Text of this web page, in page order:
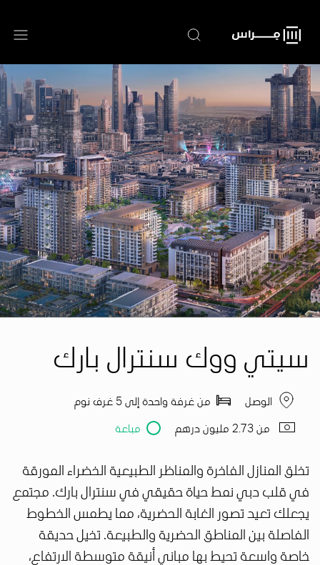
المحتوى
الرئيسي
سيتي ووك سنترال بارك
الوصل
من غرفة واحدة إلى 5 غرف نوم
من 2.73 مليون درهم
مباعة
تخلق المنازل الفاخرة والمناظر الطبيعية الخضراء المورقة
في قلب دبي نمط حياة حقيقي في سنترال بارك. مجتمع
يجعلك تعيد تصور الغابة الحضرية، مما يطمس الخطوط
الفاصلة بين المناطق الحضرية والطبيعة. تخيل حديقة
خاصة واسعة تحيط بها مباني أنيقة متوسطة الارتفاع،